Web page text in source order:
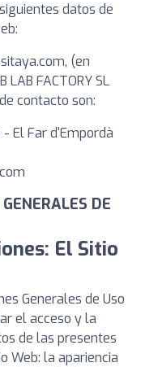
datos de
(en
FACTORY SL
contacto son:
- El Far d'Empordà
DE
El Sitio
Generales de Uso
el acceso y la
de las presentes
Web: la apariencia